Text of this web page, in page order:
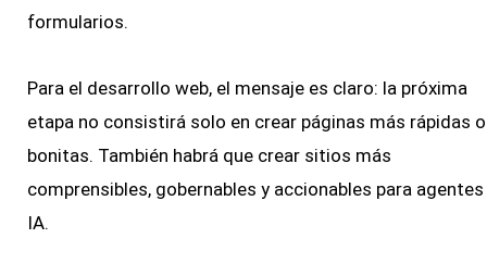
formularios.
Para el desarrollo web, el mensaje es claro: la próxima
etapa no consistirá solo en crear páginas más rápidas o
bonitas. También habrá que crear sitios más
comprensibles, gobernables y accionables para agentes
IA.